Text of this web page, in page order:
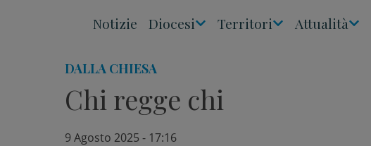
Notizie Diocesi Territori Attualità
DALLA CHIESA
Chi regge chi
9 Agosto 2025 - 17:16